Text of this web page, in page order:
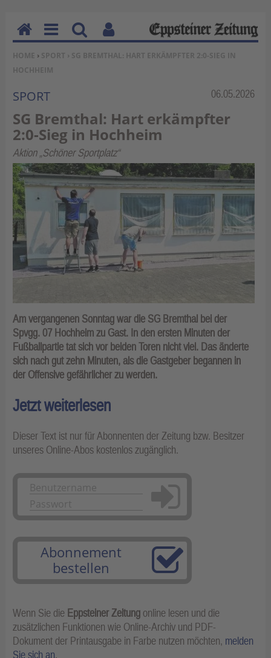
SIE BEFINDEN SICH HIER:
HOME › SPORT › SG BREMTHAL: HART ERKÄMPFTER 2:0-SIEG IN
HOCHHEIM
Rubrik:
SPORT 06.05.2026
SG Bremthal: Hart erkämpfter
2:0-Sieg in Hochheim
Aktion „Schöner Sportplatz“
Am vergangenen Sonntag war die SG Bremthal bei der
Spvgg. 07 Hochheim zu Gast. In den ersten Minuten der
Fußballpartie tat sich vor beiden Toren nicht viel. Das änderte
sich nach gut zehn Minuten, als die Gastgeber begannen in
der Offensive gefährlicher zu werden.
Jetzt weiterlesen
Dieser Text ist nur für Abonnenten der Zeitung bzw. Besitzer
unseres Online-Abos kostenlos zugänglich.
Anmelden
Abonnement
bestellen
Wenn Sie die Eppsteiner Zeitung online lesen und die
zusätzlichen Funktionen wie Online-Archiv und PDF-
Dokument der Printausgabe in Farbe nutzen möchten, melden
Sie sich an.
H
o
m
e
M
en
u
Su
ch
Be
nu
kti
on
en